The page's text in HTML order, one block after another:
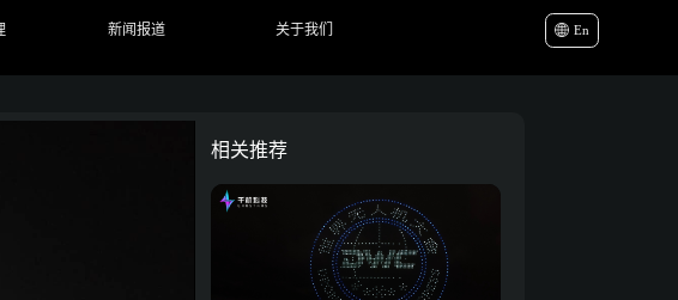
新闻报道 关于我们 En
相关推荐